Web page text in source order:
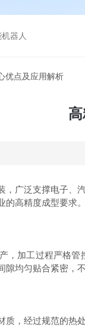
器人
优点及应用解析
泛支撑电子、
的高精度成型要求
加工过程严格管
均匀贴合紧密
经过规范的热